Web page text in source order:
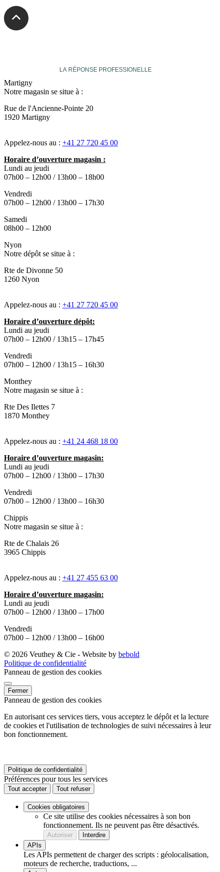
LA RÉPONSE PROFESSIONELLE
Martigny
Notre magasin se situe à :
Rue de l'Ancienne-Pointe 20
1920 Martigny
Appelez-nous au : +41 27 720 45 00
Horaire d’ouverture magasin :
Lundi au jeudi
07h00 – 12h00 / 13h00 – 18h00
Vendredi
07h00 – 12h00 / 13h00 – 17h30
Samedi
08h00 – 12h00
Nyon
Notre dépôt se situe à :
Rte de Divonne 50
1260 Nyon
Appelez-nous au : +41 27 720 45 00
Horaire d’ouverture dépôt:
Lundi au jeudi
07h00 – 12h00 / 13h15 – 17h45
Vendredi
07h00 – 12h00 / 13h15 – 16h30
Monthey
Notre magasin se situe à :
Rte Des Ilettes 7
1870 Monthey
Appelez-nous au : +41 24 468 18 00
Horaire d’ouverture magasin:
Lundi au jeudi
07h00 – 12h00 / 13h00 – 17h30
Vendredi
07h00 – 12h00 / 13h00 – 16h30
Chippis
Notre magasin se situe à :
Rte de Chalais 26
3965 Chippis
Appelez-nous au : +41 27 455 63 00
Horaire d’ouverture magasin:
Lundi au jeudi
07h00 – 12h00 / 13h00 – 17h00
Vendredi
07h00 – 12h00 / 13h00 – 16h00
© 2026 Veuthey & Cie - Website by bebold
Politique de confidentialité
Panneau de gestion des cookies
Fermer
Panneau de gestion des cookies
En autorisant ces services tiers, vous acceptez le dépôt et la lecture
de cookies et l'utilisation de technologies de suivi nécessaires à leur
bon fonctionnement.
Politique de confidentialité
Préférences pour tous les services
Tout accepter Tout refuser
Cookies obligatoires
Ce site utilise des cookies nécessaires à son bon
fonctionnement. Ils ne peuvent pas être désactivés.
Autoriser
Interdire
APIs
Les APIs permettent de charger des scripts : géolocalisation,
moteurs de recherche, traductions, ...